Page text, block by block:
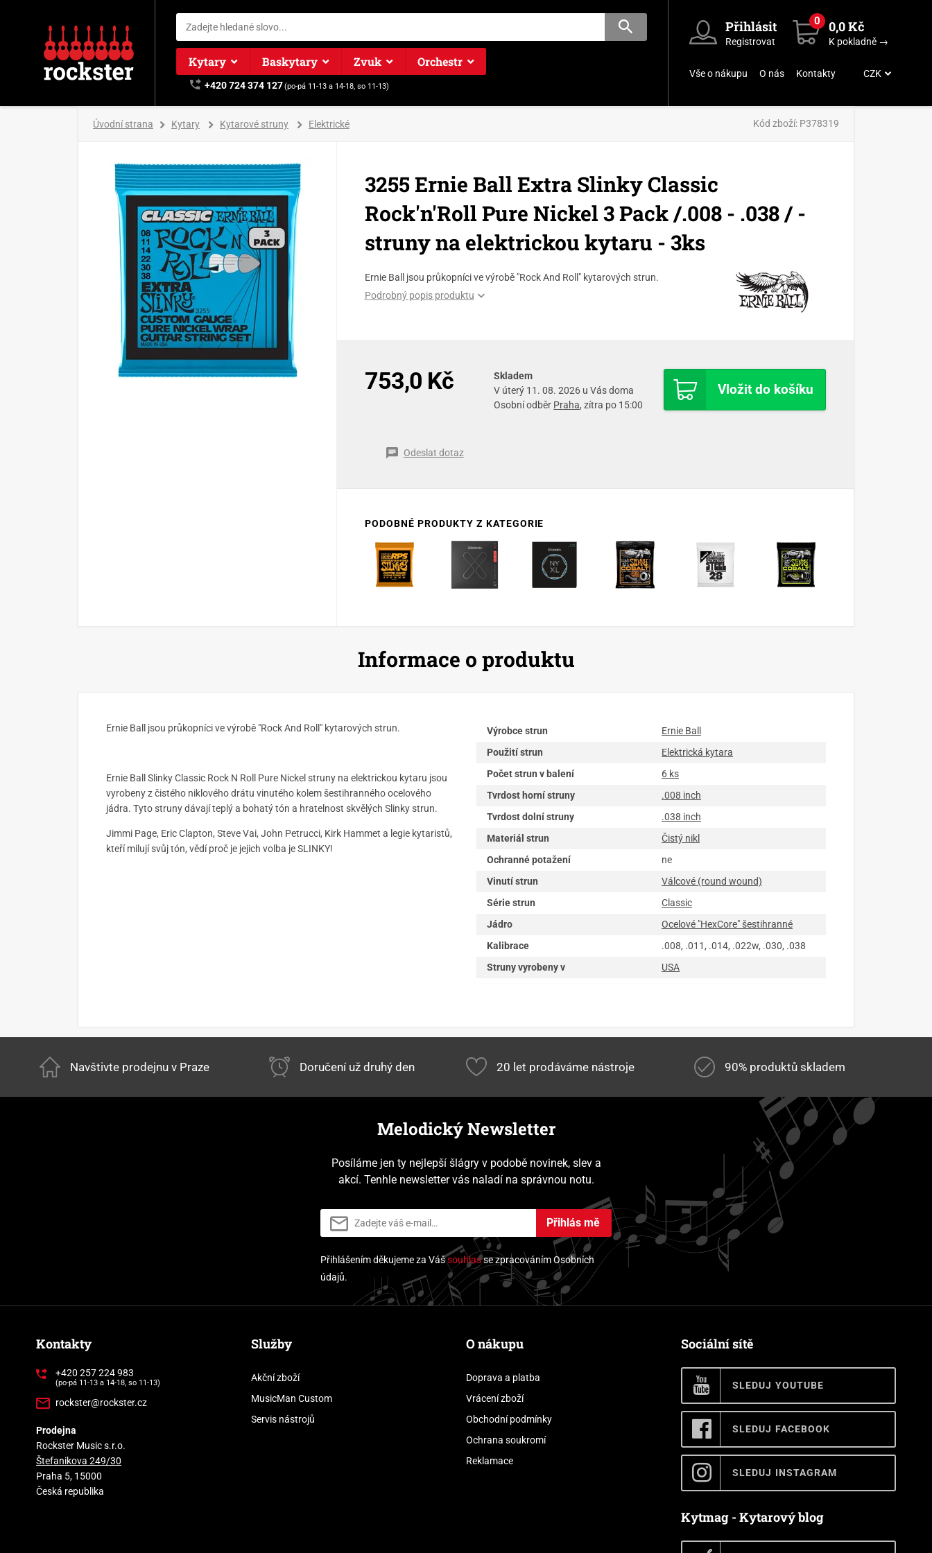
Kytary Baskytary Zvuk Orchestr
+420 724 374 127(po-pá 11-13 a 14-18, so 11-13)
Přihlásit
Registrovat
0 0,0 Kč
K pokladně →
Vše o nákupu O nás Kontakty CZK
Úvodní strana Kytary Kytarové struny Elektrické Kód zboží: P378319
3255 Ernie Ball Extra Slinky Classic
Rock'n'Roll Pure Nickel 3 Pack /.008 - .038 / -
struny na elektrickou kytaru - 3ks
Ernie Ball jsou průkopníci ve výrobě "Rock And Roll" kytarových strun.
Podrobný popis produktu
753,0 Kč Vložit do košíku
Skladem
V úterý 11. 08. 2026 u Vás doma
Osobní odběr Praha, zítra po 15:00
Odeslat dotaz
PODOBNÉ PRODUKTY Z KATEGORIE
Informace o produktu
Ernie Ball jsou průkopníci ve výrobě "Rock And Roll" kytarových strun.
Ernie Ball Slinky Classic Rock N Roll Pure Nickel struny na elektrickou kytaru jsou
vyrobeny z čistého niklového drátu vinutého kolem šestihranného ocelového
jádra. Tyto struny dávají teplý a bohatý tón a hratelnost skvělých Slinky strun.
Jimmi Page, Eric Clapton, Steve Vai, John Petrucci, Kirk Hammet a legie kytaristů,
kteří milují svůj tón, vědí proč je jejich volba je SLINKY!
Výrobce strun
Ernie Ball
Použití strun
Elektrická kytara
Počet strun v balení
6 ks
Tvrdost horní struny
.008 inch
Tvrdost dolní struny
.038 inch
Materiál strun
Čistý nikl
Ochranné potažení
ne
Vinutí strun
Válcové (round wound)
Série strun
Classic
Jádro
Ocelové "HexCore" šestihranné
Kalibrace
.008, .011, .014, .022w, .030, .038
Struny vyrobeny v
USA
Navštivte prodejnu v Praze Doručení už druhý den 20 let prodáváme nástroje 90% produktů skladem
Melodický Newsletter
Posíláme jen ty nejlepší šlágry v podobě novinek, slev a
akcí. Tenhle newsletter vás naladí na správnou notu.
Přihlás mě
Přihlášením děkujeme za Vášsouhlasse zpracováním Osobních
údajů.
Kontakty
+420 257 224 983
(po-pá 11-13 a 14-18, so 11-13)
rockster@rockster.cz
Prodejna
Rockster Music s.r.o.
Štefanikova 249/30
Praha 5, 15000
Česká republika
Služby
Akční zboží
MusicMan Custom
Servis nástrojů
O nákupu
Doprava a platba
Vrácení zboží
Obchodní podmínky
Ochrana soukromí
Reklamace
Sociální sítě
SLEDUJ YOUTUBE
SLEDUJ FACEBOOK
SLEDUJ INSTAGRAM
Kytmag - Kytarový blog